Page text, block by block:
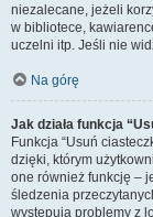
niezalecane, jeżeli
w bibliotece,
uczelni itp. Jeśli nie
Na górę
Jak działa funkcja
Funkcja “Usuń
dzięki, którym
one również funkcję –
śledzenia
występują problemy z